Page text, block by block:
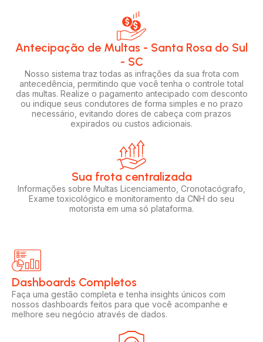
Antecipação de Multas - Santa Rosa do Sul
- SC
Nosso sistema traz todas as infrações da sua frota com
antecedência, permitindo que você tenha o controle total
das multas. Realize o pagamento antecipado com desconto
ou indique seus condutores de forma simples e no prazo
necessário, evitando dores de cabeça com prazos
expirados ou custos adicionais.
Sua frota centralizada​
Informações sobre Multas Licenciamento, Cronotacógrafo,
Exame toxicológico e monitoramento da CNH do seu
motorista em uma só plataforma.
Dashboards Completos​​
Faça uma gestão completa e tenha insights únicos com
nossos dashboards feitos para que você acompanhe e
melhore seu negócio através de dados.